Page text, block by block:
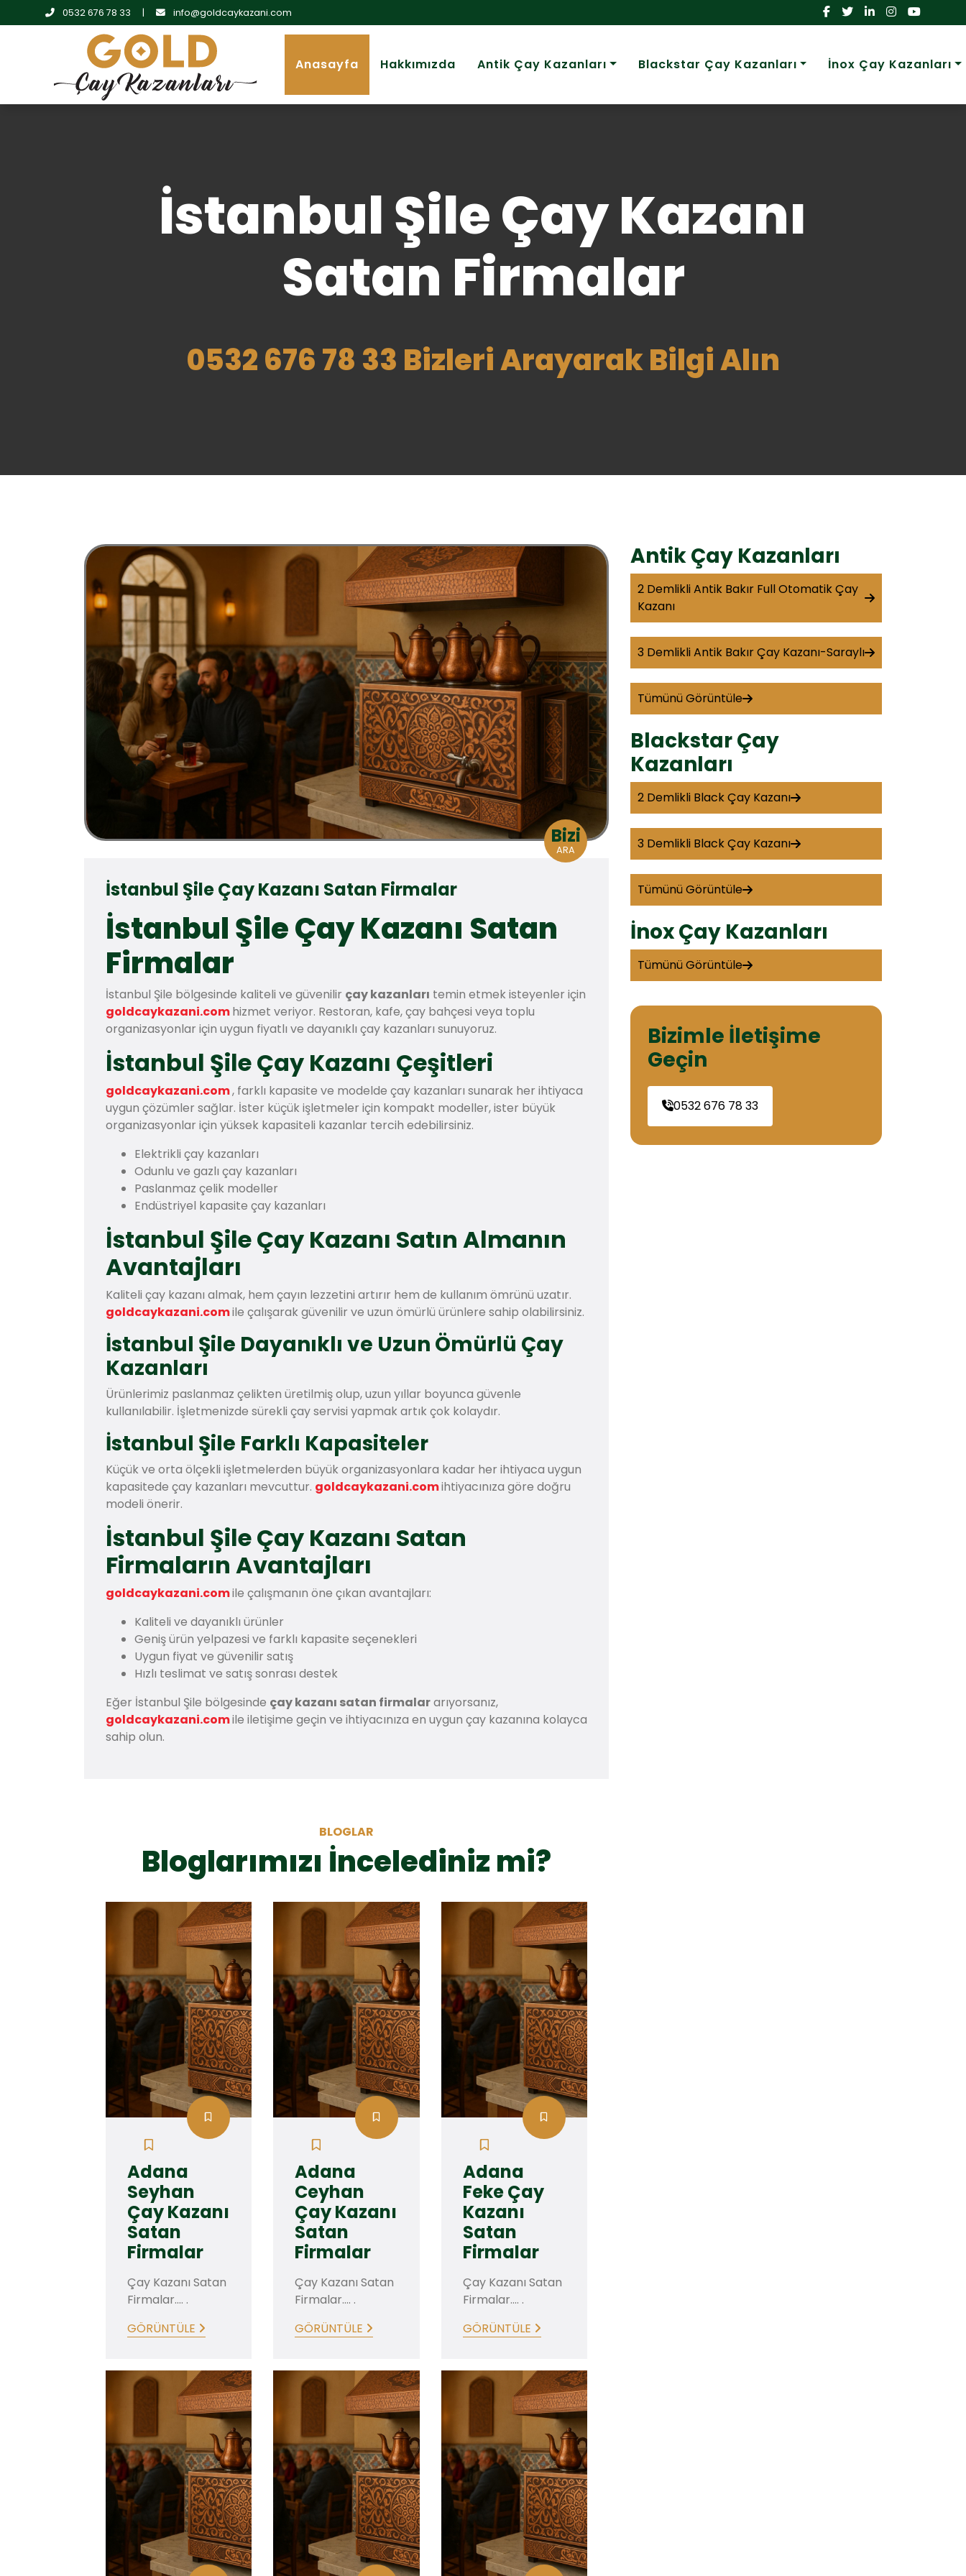
0532 676 78 33 | info@goldcaykazani.com
Anasayfa Hakkımızda Antik Çay Kazanları Blackstar Çay Kazanları İnox Çay Kazanları
İstanbul Şile Çay Kazanı
Satan Firmalar
0532 676 78 33 Bizleri Arayarak Bilgi Alın
Bizi
ARA
İstanbul Şile Çay Kazanı Satan Firmalar
İstanbul Şile Çay Kazanı Satan
Firmalar
İstanbul Şile bölgesinde kaliteli ve güvenilir çay kazanları temin etmek isteyenler için
goldcaykazani.comhizmet veriyor. Restoran, kafe, çay bahçesi veya toplu
organizasyonlar için uygun fiyatlı ve dayanıklı çay kazanları sunuyoruz.
İstanbul Şile Çay Kazanı Çeşitleri
goldcaykazani.com, farklı kapasite ve modelde çay kazanları sunarak her ihtiyaca
uygun çözümler sağlar. İster küçük işletmeler için kompakt modeller, ister büyük
organizasyonlar için yüksek kapasiteli kazanlar tercih edebilirsiniz.
Elektrikli çay kazanları
Odunlu ve gazlı çay kazanları
Paslanmaz çelik modeller
Endüstriyel kapasite çay kazanları
İstanbul Şile Çay Kazanı Satın Almanın
Avantajları
Kaliteli çay kazanı almak, hem çayın lezzetini artırır hem de kullanım ömrünü uzatır.
goldcaykazani.comile çalışarak güvenilir ve uzun ömürlü ürünlere sahip olabilirsiniz.
İstanbul Şile Dayanıklı ve Uzun Ömürlü Çay
Kazanları
Ürünlerimiz paslanmaz çelikten üretilmiş olup, uzun yıllar boyunca güvenle
kullanılabilir. İşletmenizde sürekli çay servisi yapmak artık çok kolaydır.
İstanbul Şile Farklı Kapasiteler
Küçük ve orta ölçekli işletmelerden büyük organizasyonlara kadar her ihtiyaca uygun
kapasitede çay kazanları mevcuttur. goldcaykazani.comihtiyacınıza göre doğru
modeli önerir.
İstanbul Şile Çay Kazanı Satan
Firmaların Avantajları
goldcaykazani.comile çalışmanın öne çıkan avantajları:
Kaliteli ve dayanıklı ürünler
Geniş ürün yelpazesi ve farklı kapasite seçenekleri
Uygun fiyat ve güvenilir satış
Hızlı teslimat ve satış sonrası destek
Eğer İstanbul Şile bölgesinde çay kazanı satan firmalararıyorsanız,
goldcaykazani.comile iletişime geçin ve ihtiyacınıza en uygun çay kazanına kolayca
sahip olun.
BLOGLAR
Bloglarımızı İncelediniz mi?
Adana
Seyhan
Çay Kazanı
Satan
Firmalar
Çay Kazanı Satan
Firmalar.... .
GÖRÜNTÜLE
Adana
Ceyhan
Çay Kazanı
Satan
Firmalar
Çay Kazanı Satan
Firmalar.... .
GÖRÜNTÜLE
Adana
Feke Çay
Kazanı
Satan
Firmalar
Çay Kazanı Satan
Firmalar.... .
GÖRÜNTÜLE
Antik Çay Kazanları
2 Demlikli Antik Bakır Full Otomatik Çay
Kazanı
3 Demlikli Antik Bakır Çay Kazanı-Saraylı
Tümünü Görüntüle
Blackstar Çay
Kazanları
2 Demlikli Black Çay Kazanı
3 Demlikli Black Çay Kazanı
Tümünü Görüntüle
İnox Çay Kazanları
Tümünü Görüntüle
Bizimle İletişime
Geçin
0532 676 78 33